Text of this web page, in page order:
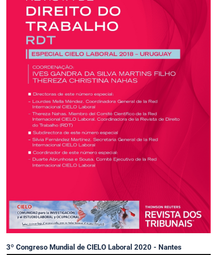
3º Congreso Mundial de CIELO Laboral 2020 - Nantes